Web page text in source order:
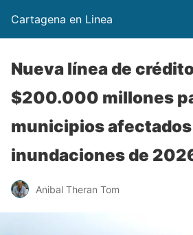
Cartagena en Linea
Nueva línea de
$200.000 millones
municipios
inundaciones de
Anibal Theran Tom